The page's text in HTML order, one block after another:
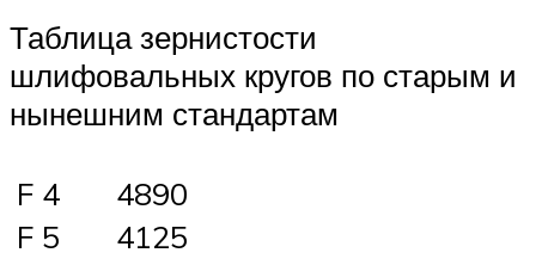
Таблица зернистости
шлифовальных кругов по старым и
нынешним стандартам
F 4
4890
F 5
4125